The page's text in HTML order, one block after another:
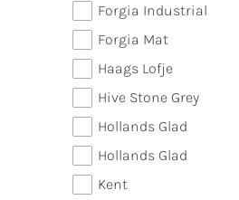
Forgia Industrial
Forgia Mat
Haags Lofje
Hive Stone Grey
Hollands Glad
Hollands Glad
Kent